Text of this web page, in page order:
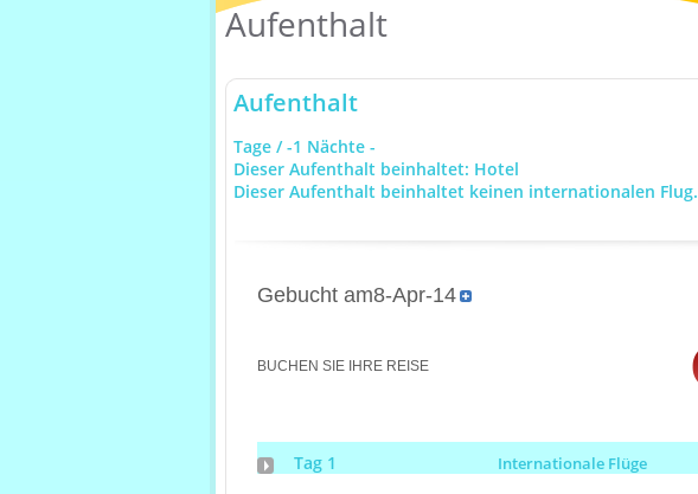
Aufenthalt
Aufenthalt
Tage / -1 Nächte -
Dieser Aufenthalt beinhaltet: Hotel
Dieser Aufenthalt beinhaltet keinen internationalen Flug.
Gebucht am8-Apr-14
BUCHEN SIE IHRE REISE
Tag 1 Internationale Flüge